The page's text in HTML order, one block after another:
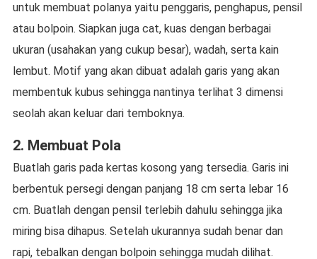
untuk membuat polanya yaitu penggaris, penghapus, pensil
atau bolpoin. Siapkan juga cat, kuas dengan berbagai
ukuran (usahakan yang cukup besar), wadah, serta kain
lembut. Motif yang akan dibuat adalah garis yang akan
membentuk kubus sehingga nantinya terlihat 3 dimensi
seolah akan keluar dari temboknya.
2. Membuat Pola
Buatlah garis pada kertas kosong yang tersedia. Garis ini
berbentuk persegi dengan panjang 18 cm serta lebar 16
cm. Buatlah dengan pensil terlebih dahulu sehingga jika
miring bisa dihapus. Setelah ukurannya sudah benar dan
rapi, tebalkan dengan bolpoin sehingga mudah dilihat.